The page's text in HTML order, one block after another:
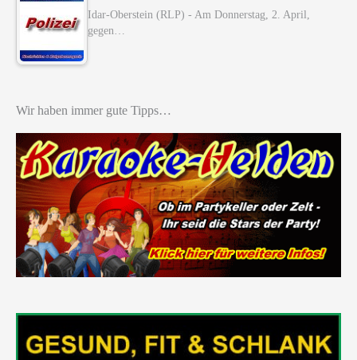
Idar-Oberstein (RLP) - Am Donnerstag, 2. April,
gegen…
Wir haben immer gute Tipps…